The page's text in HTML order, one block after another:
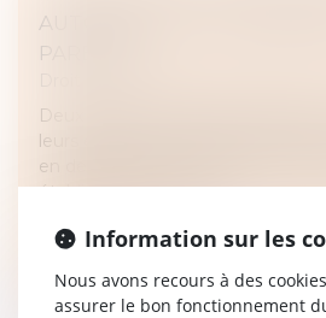
AUTORISATION :
PARENTS
Deux parents pratiquent
leurs enfants. Le 10 mars 2023, ils
en demeure d’inscrire leurs
établissement scolaire....
Lire la suite
Information sur les
Nous avons recours à des
assurer le bon fonctionnement